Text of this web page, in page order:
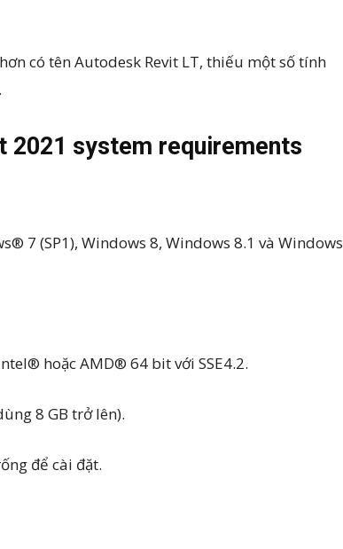
có tên Autodesk Revit LT, thiếu một số tính
2021 system requirements
7 (SP1), Windows 8, Windows 8.1 và Windows
hoặc AMD® 64 bit với SSE4.2.
8 GB trở lên).
để cài đặt.